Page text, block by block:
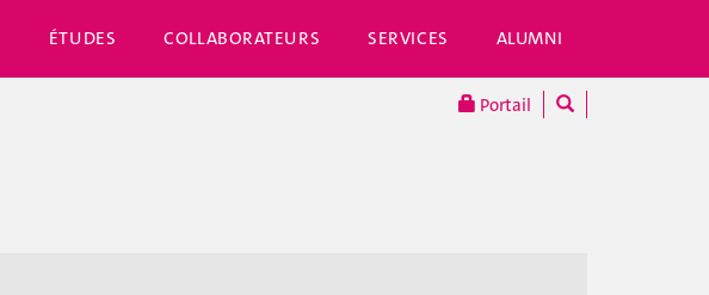
ÉTUDES COLLABORATEURS SERVICES ALUMNI
Portail